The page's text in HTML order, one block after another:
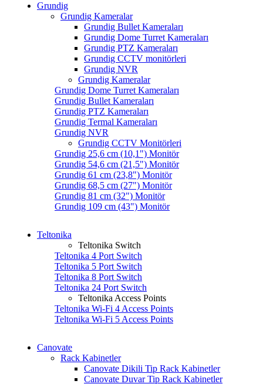
Grundig
Grundig Kameralar
Grundig Bullet Kameraları
Grundig Dome Turret Kameraları
Grundig PTZ Kameraları
Grundig CCTV monitörleri
Grundig NVR
Grundig Kameralar
Grundig Dome Turret Kameraları
Grundig Bullet Kameraları
Grundig PTZ Kameraları
Grundig Termal Kameraları
Grundig NVR
Grundig CCTV Monitörleri
Grundig 25,6 cm (10,1") Monitör
Grundig 54,6 cm (21,5") Monitör
Grundig 61 cm (23,8") Monitör
Grundig 68,5 cm (27") Monitör
Grundig 81 cm (32") Monitör
Grundig 109 cm (43") Monitör
Teltonika
Teltonika Switch
Teltonika 4 Port Switch
Teltonika 5 Port Switch
Teltonika 8 Port Switch
Teltonika 24 Port Switch
Teltonika Access Points
Teltonika Wi-Fi 4 Access Points
Teltonika Wi-Fi 5 Access Points
Canovate
Rack Kabinetler
Canovate Dikili Tip Rack Kabinetler
Canovate Duvar Tip Rack Kabinetler